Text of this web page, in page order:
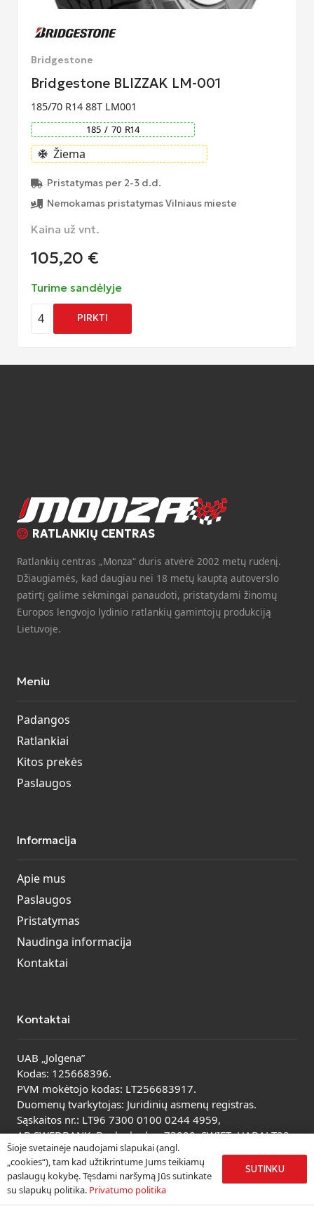
Bridgestone
Bridgestone BLIZZAK LM-001
185/70 R14 88T LM001
185 / 70 R14
ac_unit Žiema
Pristatymas per 2-3 d.d.
Nemokamas pristatymas Vilniaus mieste
Kaina už vnt.
105,20 €
Turime sandėlyje
4 PIRKTI
RATLANKIŲ CENTRAS
Ratlankių centras „Monza“ duris atvėrė 2002 metų rudenį.
Džiaugiamės, kad daugiau nei 18 metų kauptą autoverslo
patirtį galime sėkmingai panaudoti, pristatydami žinomų
Europos lengvojo lydinio ratlankių gamintojų produkciją
Lietuvoje.
Meniu
Padangos
Ratlankiai
Kitos prekės
Paslaugos
Informacija
Apie mus
Paslaugos
Pristatymas
Naudinga informacija
Kontaktai
Kontaktai
UAB „Jolgena”
Kodas: 125668396.
PVM mokėtojo kodas: LT256683917.
Duomenų tvarkytojas: Juridinių asmenų registras.
Sąskaitos nr.: LT96 7300 0100 0244 4959,
AB SWEDBANK. Banko kodas: 73000, SWIFT: HABALT22.
Peržiūrėti visus kontaktus
Šioje svetainėje naudojami slapukai (angl.
„cookies“), tam kad užtikrintume Jums teikiamų
paslaugų kokybę. Tęsdami naršymą Jūs sutinkate
su slapukų politika. Privatumo politika
SUTINKU